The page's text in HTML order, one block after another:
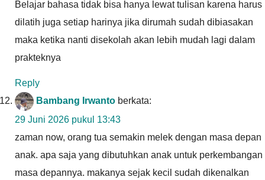
Belajar bahasa tidak bisa hanya lewat tulisan karena harus
dilatih juga setiap harinya jika dirumah sudah dibiasakan
maka ketika nanti disekolah akan lebih mudah lagi dalam
prakteknya
Reply
Bambang Irwanto berkata:
29 Juni 2026 pukul 13:43
zaman now, orang tua semakin melek dengan masa depan
anak. apa saja yang dibutuhkan anak untuk perkembangan
masa depannya. makanya sejak kecil sudah dikenalkan